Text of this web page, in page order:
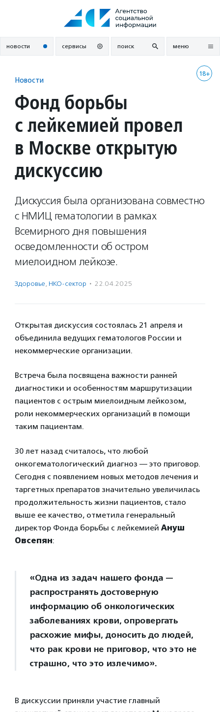
новости сервисы поиск меню
18+
Новости
Фонд борьбы
с лейкемией провел
в Москве открытую
дискуссию
Дискуссия была организована совместно
с НМИЦ гематологии в рамках
Всемирного дня повышения
осведомленности об остром
миелоидном лейкозе.
Здоровье, НКО-сектор · 22.04.2025
Открытая дискуссия состоялась 21 апреля и
объединила ведущих гематологов России и
некоммерческие организации.
Встреча была посвящена важности ранней
диагностики и особенностям маршрутизации
пациентов с острым миелоидным лейкозом,
роли некоммерческих организаций в помощи
таким пациентам.
30 лет назад считалось, что любой
онкогематологический диагноз — это приговор.
Сегодня с появлением новых методов лечения и
таргетных препаратов значительно увеличилась
продолжительность жизни пациентов, стало
выше ее качество, отметила генеральный
директор Фонда борьбы с лейкемией Ануш
Овсепян:
«Одна из задач нашего фонда —
распространять достоверную
информацию об онкологических
заболеваниях крови, опровергать
расхожие мифы, доносить до людей,
что рак крови не приговор, что это не
страшно, что это излечимо».
В дискуссии приняли участие главный